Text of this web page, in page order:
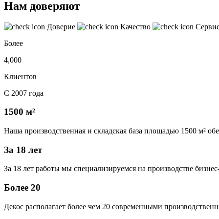
Нам доверяют
Доверие Качество
Более
4,000
Клиентов
С 2007 года
1500 м²
Наша производственная и складская база площадью 1500 м²
За 18 лет
За 18 лет работы мы специализируемся на производстве
Более 20
Декос располагает более чем 20 современными